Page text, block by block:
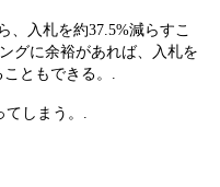
、入札を約37.5%減らすこ
グに余裕があれば、入札を
ともできる。.
しまう。.